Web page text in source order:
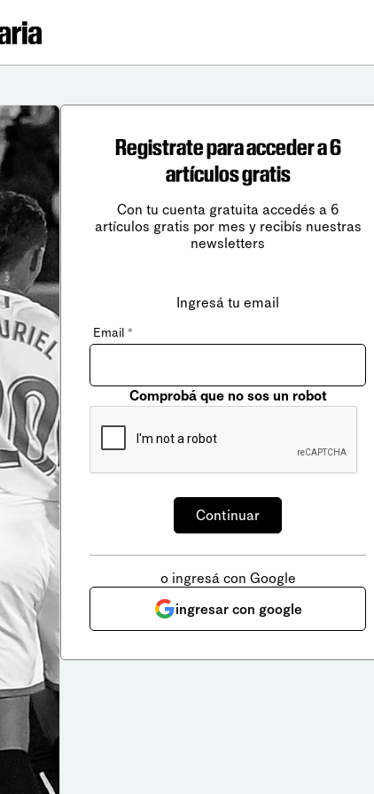
Registrate para acceder a 6
artículos gratis
Con tu cuenta gratuita accedés a 6
artículos gratis por mes y recibís nuestras
newsletters
Ingresá tu email
Email *
Comprobá que no sos un robot
o ingresá con Google
ingresar con google